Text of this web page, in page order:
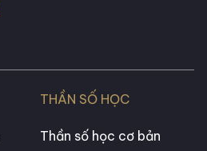
THẦN SỐ HỌC
Thần số học cơ bản